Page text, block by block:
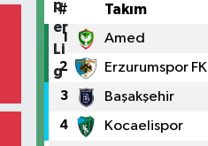
# Takım
1 Amed
2 Erzurumspor FK
3 Başakşehir
4 Kocaelispor